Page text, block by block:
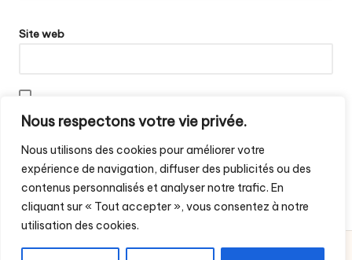
Nous respectons votre vie privée.
Nous utilisons des cookies pour améliorer votre
expérience de navigation, diffuser des publicités ou des
contenus personnalisés et analyser notre trafic. En
cliquant sur « Tout accepter », vous consentez à notre
utilisation des cookies.
Site web
pour mon prochain commentaire.